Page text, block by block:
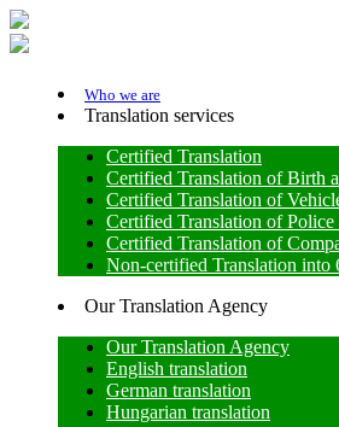
Who we are
Translation services
Certified Translation
Certified Translation of Birth
Certified Translation of
Certified Translation of Police
Certified Translation of
Non-certified Translation into
Our Translation Agency
Our Translation Agency
English translation
German translation
Hungarian translation